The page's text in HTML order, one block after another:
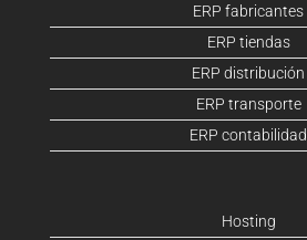
ERP fabricantes
ERP tiendas
ERP distribución
ERP transporte
ERP contabilidad
Hosting